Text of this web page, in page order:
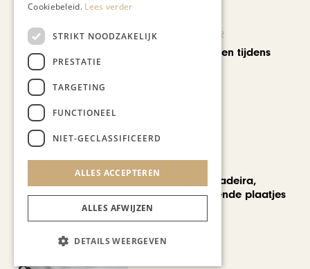
KUNST & CULTUUR
Wereldse beelden tijdens
REIZEN
Een week op Madeira,
voorbij de bekende plaatjes
Cookiebeleid. Lees verder
STRIKT NOODZAKELIJK
PRESTATIE
TARGETING
FUNCTIONEEL
NIET-GECLASSIFICEERD
ALLES ACCEPTEREN
ALLES AFWIJZEN
DETAILS WEERGEVEN